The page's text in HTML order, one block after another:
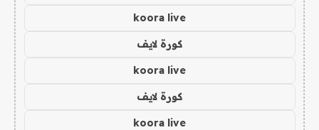
koora live
كورة لايف
koora live
كورة لايف
koora live